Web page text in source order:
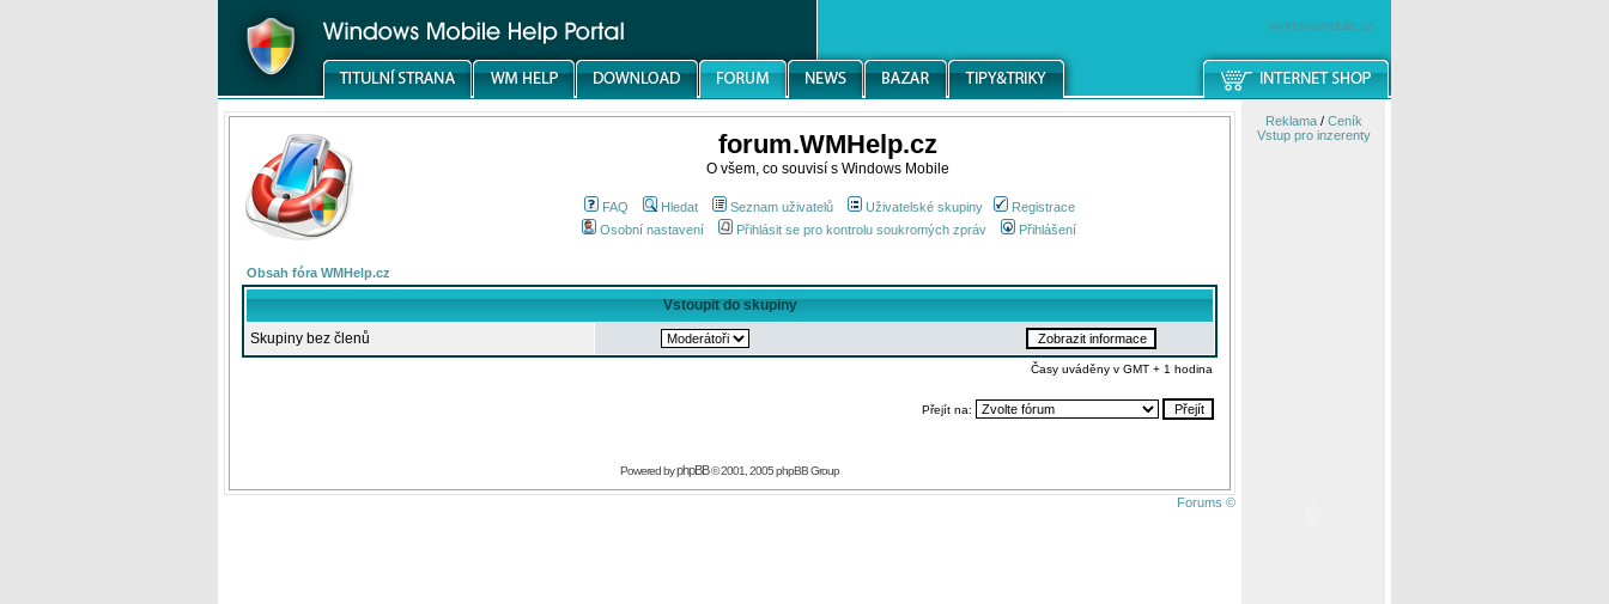
windowsmobile.cz
forum.WMHelp.cz
O všem, co souvisí s Windows Mobile
FAQ Hledat Seznam uživatelů Uživatelské skupiny
Registrace
Osobní nastavení
Přihlásit se pro kontrolu soukromých zpráv Přihlášení
Obsah fóra WMHelp.cz
Vstoupit do skupiny
Skupiny bez členů
Časy uváděny v GMT + 1 hodina
Přejít na:
Powered byphpBB© 2001, 2005 phpBB Group
Forums ©
Reklama/ Ceník
Vstup pro inzerenty